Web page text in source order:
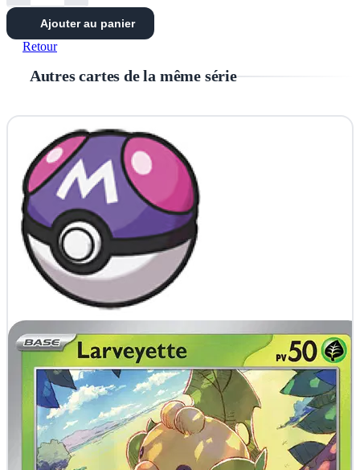
Ajouter au panier
Retour
Autres cartes de la même série